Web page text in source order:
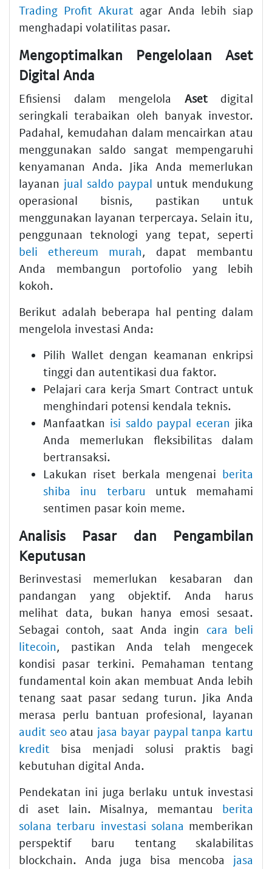
Trading Profit Akurat agar Anda lebih siap
menghadapi volatilitas pasar.
Mengoptimalkan Pengelolaan Aset
Digital Anda
Efisiensi dalam mengelola Asetdigital
seringkali terabaikan oleh banyak investor.
Padahal, kemudahan dalam mencairkan atau
menggunakan saldo sangat mempengaruhi
kenyamanan Anda. Jika Anda memerlukan
layanan jual saldo paypal untuk mendukung
operasional bisnis, pastikan untuk
menggunakan layanan terpercaya. Selain itu,
penggunaan teknologi yang tepat, seperti
beli ethereum murah, dapat membantu
Anda membangun portofolio yang lebih
kokoh.
Berikut adalah beberapa hal penting dalam
mengelola investasi Anda:
Pilih Wallet dengan keamanan enkripsi
tinggi dan autentikasi dua faktor.
Pelajari cara kerjaSmart Contract untuk
menghindari potensi kendala teknis.
Manfaatkan isi saldo paypal eceran jika
Anda memerlukan fleksibilitas dalam
bertransaksi.
Lakukan riset berkala mengenai berita
shiba inu terbaru untuk memahami
sentimen pasar koin meme.
Analisis Pasar dan Pengambilan
Keputusan
Berinvestasi memerlukan kesabaran dan
pandangan yang objektif. Anda harus
melihat data, bukan hanya emosi sesaat.
Sebagai contoh, saat Anda ingin cara beli
litecoin, pastikan Anda telah mengecek
kondisi pasar terkini. Pemahaman tentang
fundamental koin akan membuat Anda lebih
tenang saat pasar sedang turun. Jika Anda
merasa perlu bantuan profesional, layanan
audit seoatau jasa bayar paypal tanpa kartu
kredit bisa menjadi solusi praktis bagi
kebutuhan digital Anda.
Pendekatan ini juga berlaku untuk investasi
di aset lain. Misalnya, memantau berita
solana terbaru investasi solana memberikan
perspektif baru tentang skalabilitas
blockchain. Anda juga bisa mencoba jasa